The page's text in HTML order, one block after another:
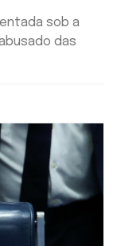
sob a
das